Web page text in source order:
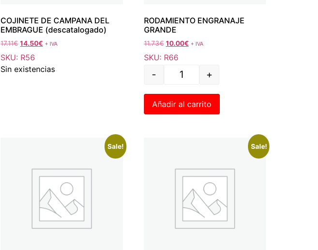
COJINETE DE CAMPANA DEL
EMBRAGUE (descatalogado)
17.11€ 14.50€ + IVA
SKU: R56
Sin existencias
RODAMIENTO ENGRANAJE
GRANDE
11.73€ 10.00€ + IVA
SKU: R66
- +
Añadir al carrito
Sale! Sale!